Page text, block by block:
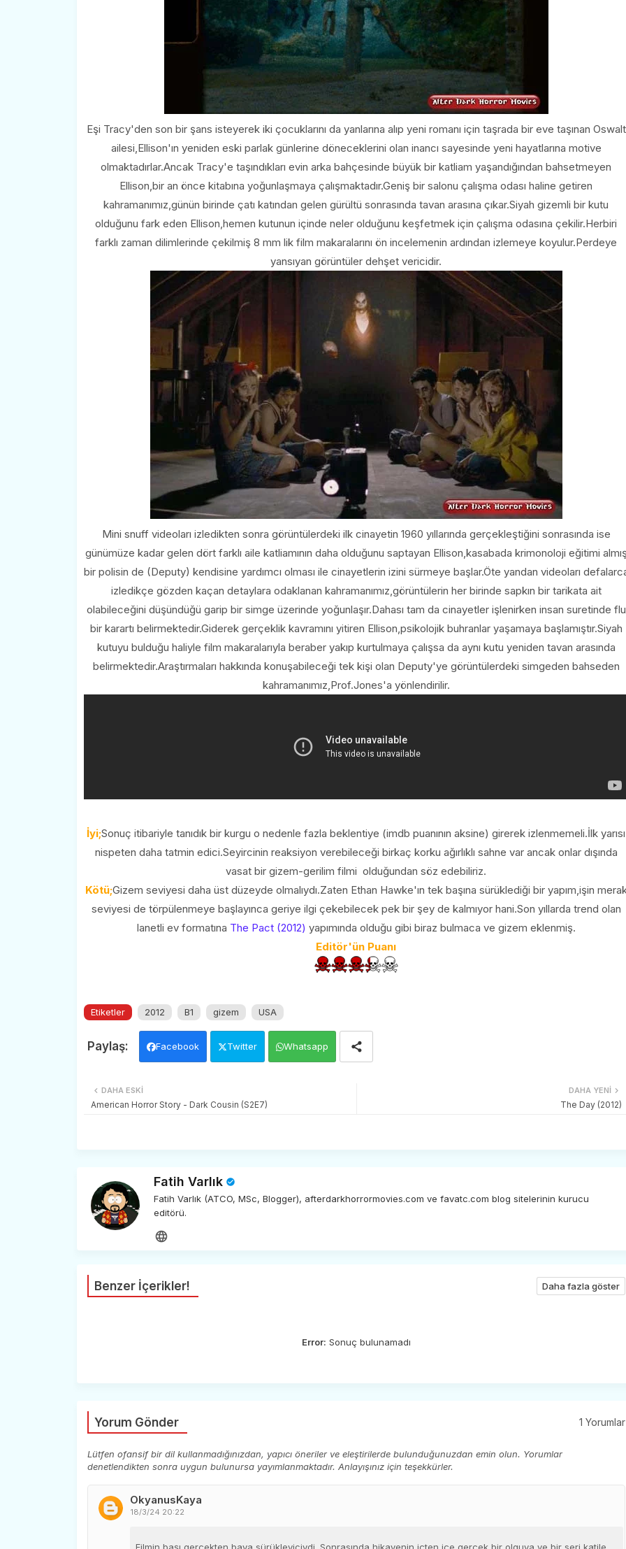
Eşi Tracy'den son bir şans isteyerek iki çocuklarını da yanlarına alıp yeni romanı için taşrada bir eve taşınan Oswalt
ailesi,Ellison'ın yeniden eski parlak günlerine döneceklerini olan inancı sayesinde yeni hayatlarına motive
olmaktadırlar.Ancak Tracy'e taşındıkları evin arka bahçesinde büyük bir katliam yaşandığından bahsetmeyen
Ellison,bir an önce kitabına yoğunlaşmaya çalışmaktadır.Geniş bir salonu çalışma odası haline getiren
kahramanımız,günün birinde çatı katından gelen gürültü sonrasında tavan arasına çıkar.Siyah gizemli bir kutu
olduğunu fark eden Ellison,hemen kutunun içinde neler olduğunu keşfetmek için çalışma odasına çekilir.Herbiri
farklı zaman dilimlerinde çekilmiş 8 mm lik film makaralarını ön incelemenin ardından izlemeye koyulur.Perdeye
yansıyan görüntüler dehşet vericidir.
Mini snuff videoları izledikten sonra görüntülerdeki ilk cinayetin 1960 yıllarında gerçekleştiğini sonrasında ise
günümüze kadar gelen dört farklı aile katliamının daha olduğunu saptayan Ellison,kasabada krimonoloji eğitimi
bir polisin de (Deputy) kendisine yardımcı olması ile cinayetlerin izini sürmeye başlar.Öte yandan videoları
izledikçe gözden kaçan detaylara odaklanan kahramanımız,görüntülerin her birinde sapkın bir tarikata ait
olabileceğini düşündüğü garip bir simge üzerinde yoğunlaşır.Dahası tam da cinayetler işlenirken insan suretinde flu
bir karartı belirmektedir.Giderek gerçeklik kavramını yitiren Ellison,psikolojik buhranlar yaşamaya başlamıştır.Siyah
kutuyu bulduğu haliyle film makaralarıyla beraber yakıp kurtulmaya çalışsa da aynı kutu yeniden tavan arasında
belirmektedir.Araştırmaları hakkında konuşabileceği tek kişi olan Deputy'ye görüntülerdeki simgeden bahseden
kahramanımız,Prof.Jones'a yönlendirilir.
İyi;Sonuç itibariyle tanıdık bir kurgu o nedenle fazla beklentiye (imdb puanının aksine) girerek izlenmemeli.İlk yarısı
nispeten daha tatmin edici.Seyircinin reaksiyon verebileceği birkaç korku ağırlıklı sahne var ancak onlar dışında
vasat bir gizem-gerilim filmi olduğundan söz edebiliriz.
Kötü;Gizem seviyesi daha üst düzeyde olmalıydı.Zaten Ethan Hawke'ın tek başına sürüklediği bir yapım,işin
seviyesi de törpülenmeye başlayınca geriye ilgi çekebilecek pek bir şey de kalmıyor hani.Son yıllarda trend olan
lanetli ev formatına The Pact (2012) yapımında olduğu gibi biraz bulmaca ve gizem eklenmiş.
Editör'ün Puanı
Etiketler 2012 B1 gizem USA
Facebook Twitter Whatsapp
DAHA YENI
The Day (2012)
DAHA ESKI
American Horror Story - Dark Cousin (S2E7)
Fatih Varlık
Fatih Varlık (ATCO, MSc, Blogger), afterdarkhorrormovies.com ve favatc.com blog sitelerinin kurucu
editörü.
Benzer İçerikler! Daha fazla göster
Error: Sonuç bulunamadı
Yorum Gönder 1 Yorumlar
Lütfen ofansif bir dil kullanmadığınızdan, yapıcı öneriler ve eleştirilerde bulunduğunuzdan emin olun. Yorumlar
denetlendikten sonra uygun bulunursa yayımlanmaktadır. Anlayışınız için teşekkürler.
OkyanusKaya
18/3/24 20:22
Filmin başı gerçekten baya sürükleyiciydi. Sonrasında hikayenin içten içe gerçek bir olguya ve bir seri katile